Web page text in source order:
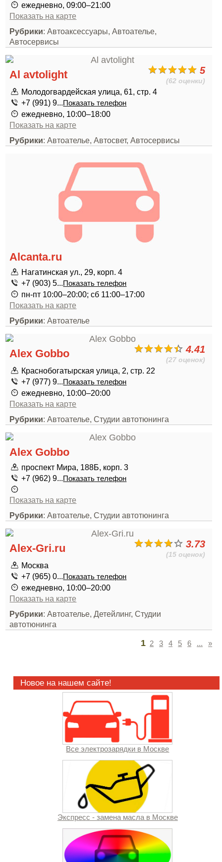
ежедневно, 09:00–21:00
Показать на карте
Рубрики: Автоаксессуары, Автоателье,
Автосервисы
5
(62 оценки)
Al avtolight
Молодогвардейская улица, 61, стр. 4
+7 (991) 9...Показать телефон
ежедневно, 10:00–18:00
Показать на карте
Рубрики: Автоателье, Автосвет, Автосервисы
Alcanta.ru
Нагатинская ул., 29, корп. 4
+7 (903) 5...Показать телефон
пн-пт 10:00–20:00; сб 11:00–17:00
Показать на карте
Рубрики: Автоателье
4.41
(27 оценок)
Alex Gobbo
Краснобогатырская улица, 2, стр. 22
+7 (977) 9...Показать телефон
ежедневно, 10:00–20:00
Показать на карте
Рубрики: Автоателье, Студии автотюнинга
Alex Gobbo
проспект Мира, 188Б, корп. 3
+7 (962) 9...Показать телефон
Показать на карте
Рубрики: Автоателье, Студии автотюнинга
3.73
(15 оценок)
Alex-Gri.ru
Москва
+7 (965) 0...Показать телефон
ежедневно, 10:00–20:00
Показать на карте
Рубрики: Автоателье, Детейлинг, Студии
автотюнинга
1 2 3 4 5 6 ... »
Новое на нашем сайте!
Все электрозарядки в Москве
Экспресс - замена масла в Москве